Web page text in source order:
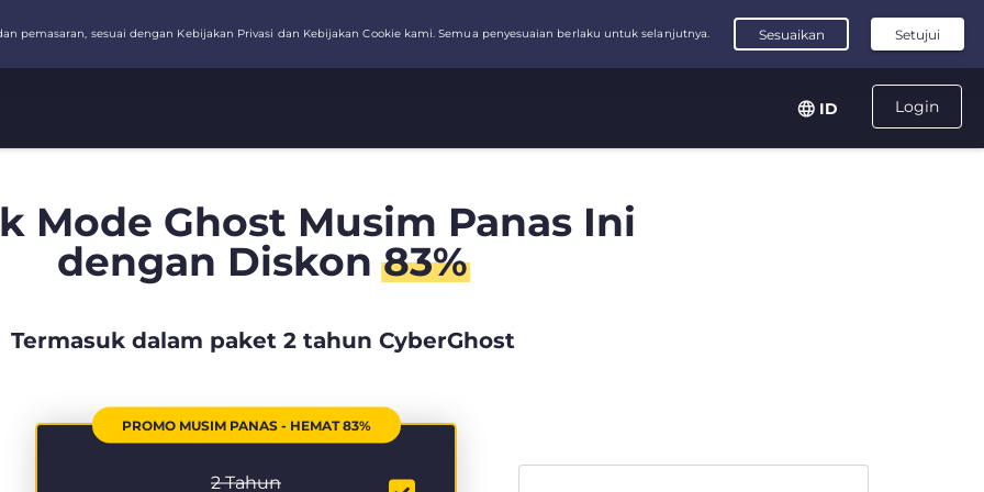
Login
ID
Mode Ghost Musim Panas Ini
dengan Diskon83%
Termasuk dalam paket 2 tahun CyberGhost
PROMO MUSIM PANAS - HEMAT 83%
2 Tahun